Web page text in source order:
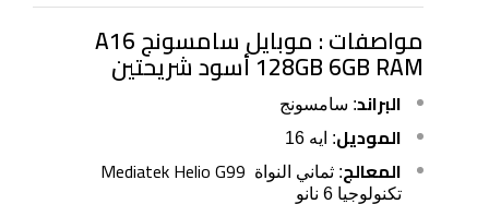
مواصفات : موبايل سامسونج A16
128GB 6GB RAM أسود شريحتين
البراند: سامسونج
الموديل: ايه 16
المعالج: ثماني النواة Mediatek Helio G99
تكنولوجيا 6 نانو